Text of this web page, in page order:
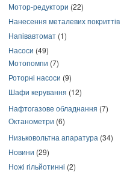
Мотор-редуктори (22)
Нанесення металевих покриттів
Напівавтомат (1)
Насоси (49)
Мотопомпи (7)
Роторні насоси (9)
Шафи керування (12)
Нафтогазове обладнання (7)
Октанометри (6)
Низьковольтна апаратура (34)
Новини (29)
Ножі гільйотинні (2)